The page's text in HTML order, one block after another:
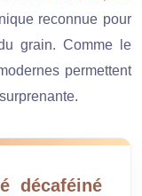
reconnue pour
grain. Comme le
permettent
décaféiné